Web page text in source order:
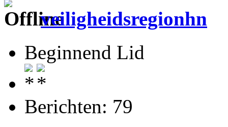
veiligheidsregionhn
Beginnend Lid
Berichten: 79